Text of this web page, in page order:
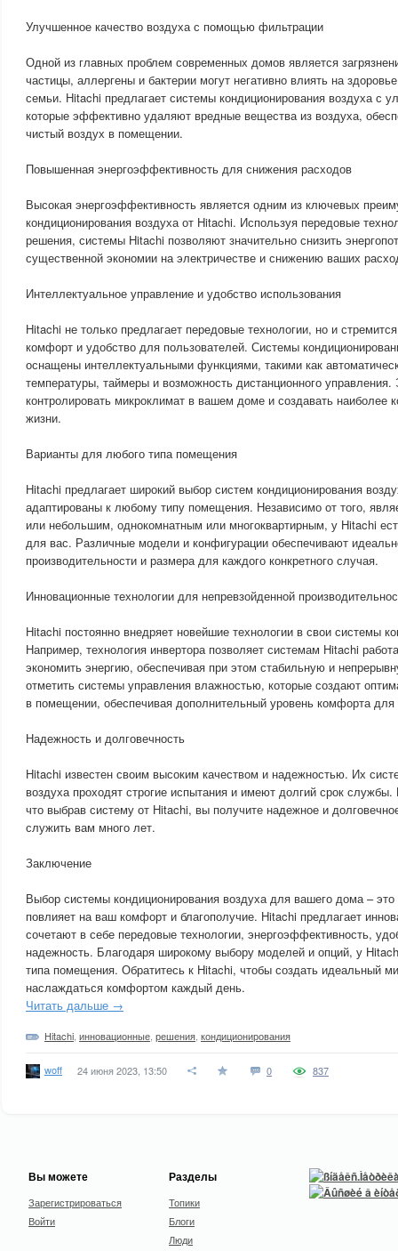
Улучшенное качество воздуха с помощью фильтрации
Одной из главных проблем современных домов является
частицы, аллергены и бактерии могут негативно влиять на
семьи. Hitachi предлагает системы кондиционирования воздуха с
которые эффективно удаляют вредные вещества из воздуха,
чистый воздух в помещении.
Повышенная энергоэффективность для снижения расходов
Высокая энергоэффективность является одним из ключевых
кондиционирования воздуха от Hitachi. Используя передовые
решения, системы Hitachi позволяют значительно снизить
существенной экономии на электричестве и снижению ваших
Интеллектуальное управление и удобство использования
Hitachi не только предлагает передовые технологии, но и
комфорт и удобство для пользователей. Системы
оснащены интеллектуальными функциями, такими как
температуры, таймеры и возможность дистанционного управления.
контролировать микроклимат в вашем доме и создавать наиболее
жизни.
Варианты для любого типа помещения
Hitachi предлагает широкий выбор систем кондиционирования
адаптированы к любому типу помещения. Независимо от того,
или небольшим, однокомнатным или многоквартирным, у Hitachi
для вас. Различные модели и конфигурации обеспечивают
производительности и размера для каждого конкретного случая.
Инновационные технологии для непревзойденной
Hitachi постоянно внедряет новейшие технологии в свои системы
Например, технология инвертора позволяет системам Hitachi
экономить энергию, обеспечивая при этом стабильную и
отметить системы управления влажностью, которые создают
в помещении, обеспечивая дополнительный уровень комфорта
Надежность и долговечность
Hitachi известен своим высоким качеством и надежностью. Их
воздуха проходят строгие испытания и имеют долгий срок
что выбрав систему от Hitachi, вы получите надежное и
служить вам много лет.
Заключение
Выбор системы кондиционирования воздуха для вашего дома –
повлияет на ваш комфорт и благополучие. Hitachi предлагает
сочетают в себе передовые технологии, энергоэффективность,
надежность. Благодаря широкому выбору моделей и опций, у
типа помещения. Обратитесь к Hitachi, чтобы создать идеальный
наслаждаться комфортом каждый день.
Читать дальше →
Hitachi инновационные решения кондиционирования
woff 24 июня 2023, 13:50 0 837
Вы можете
Зарегистрироваться
Войти
Разделы
Топики
Блоги
Люди